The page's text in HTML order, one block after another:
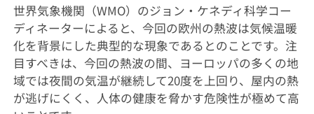
世界気象機関（WMO）のジョン・ケネディ科学コー
ディネーターによると、今回の欧州の熱波は気候温暖
化を背景にした典型的な現象であるとのことです。注
目すべきは、今回の熱波の間、ヨーロッパの多くの地
域では夜間の気温が継続して20度を上回り、屋内の熱
が逃げにくく、人体の健康を脅かす危険性が極めて高